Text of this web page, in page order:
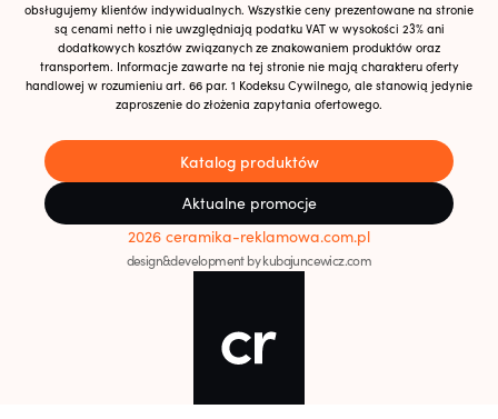
obsługujemy klientów indywidualnych. Wszystkie ceny prezentowane na stronie
są cenami netto i nie uwzględniają podatku VAT w wysokości 23% ani
dodatkowych kosztów związanych ze znakowaniem produktów oraz
transportem. Informacje zawarte na tej stronie nie mają charakteru oferty
handlowej w rozumieniu art. 66 par. 1 Kodeksu Cywilnego, ale stanowią jedynie
zaproszenie do złożenia zapytania ofertowego.
Katalog produktów
Aktualne promocje
2026 ceramika-reklamowa.com.pl
design&development by kubajuncewicz.com